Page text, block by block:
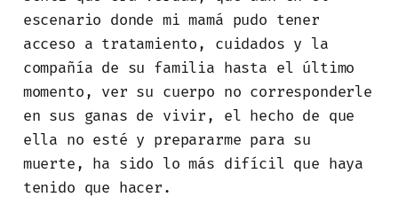
escenario donde mi mamá pudo tener
acceso a tratamiento, cuidados y la
compañía de su familia hasta el último
momento, ver su cuerpo no corresponderle
en sus ganas de vivir, el hecho de que
ella no esté y prepararme para su
muerte, ha sido lo más difícil que haya
tenido que hacer.